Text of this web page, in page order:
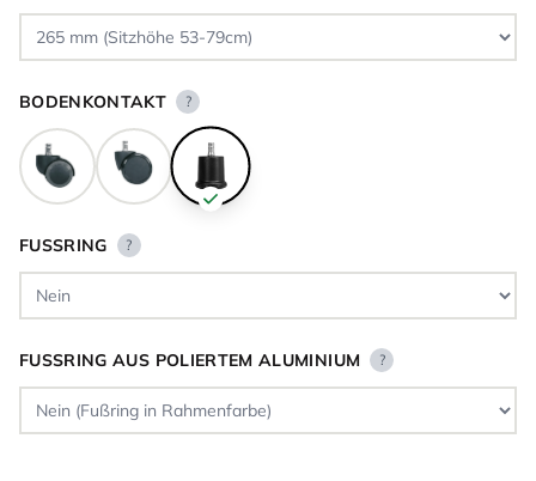
BODENKONTAKT ?
FUSSRING ?
FUSSRING AUS POLIERTEM ALUMINIUM ?